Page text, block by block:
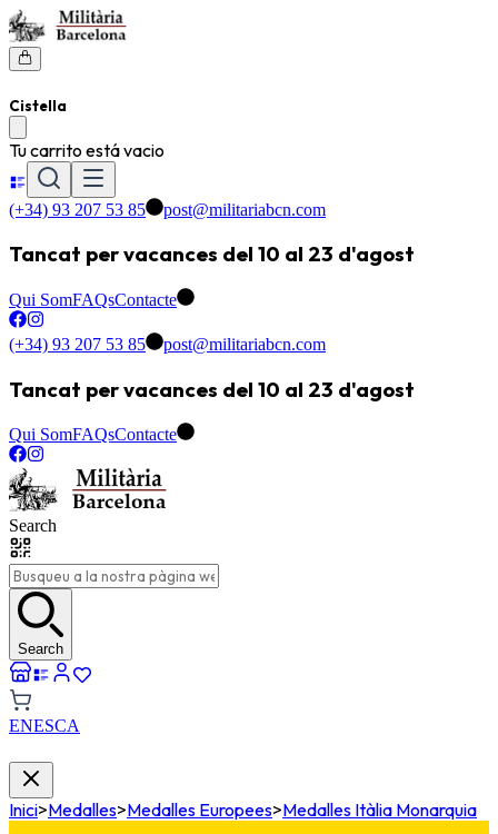
Cistella
Tu carrito está vacio
(+34) 93 207 53 85 post@militariabcn.com
Tancat per vacances del 10 al 23 d'agost
Qui SomFAQsContacte
(+34) 93 207 53 85 post@militariabcn.com
Tancat per vacances del 10 al 23 d'agost
Qui SomFAQsContacte
Search
Search
ENESCA
Inici>Medalles>Medalles Europees>Medalles Itàlia Monarquia